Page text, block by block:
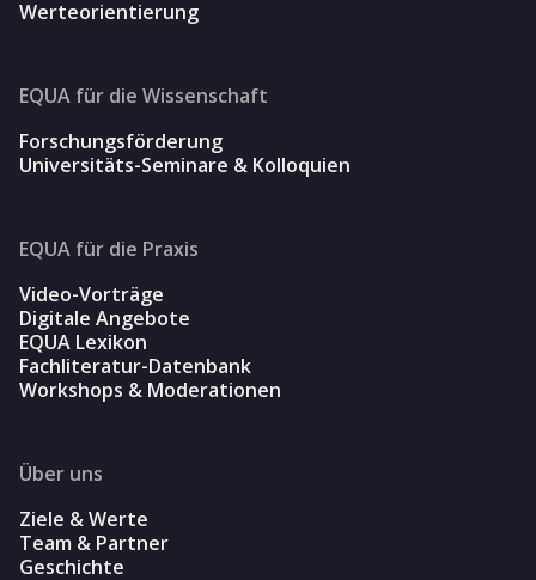
Werteorientierung
EQUA für die Wissenschaft
Forschungsförderung
Universitäts-Seminare & Kolloquien
EQUA für die Praxis
Video-Vorträge
Digitale Angebote
EQUA Lexikon
Fachliteratur-Datenbank
Workshops & Moderationen
Über uns
Ziele & Werte
Team & Partner
Geschichte